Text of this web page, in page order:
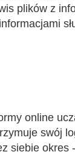
plików z
online
swój
siebie okres